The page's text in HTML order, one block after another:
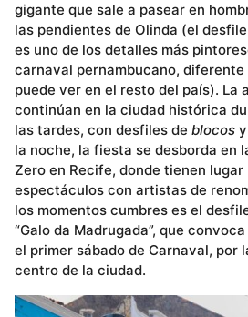
gigante que sale a pasear en
las pendientes de Olinda (el
es uno de los detalles más
carnaval pernambucano, diferente
puede ver en el resto del país). La
continúan en la ciudad histórica
las tardes, con desfiles de blocos
la noche, la fiesta se desborda en
Zero en Recife, donde tienen lugar
espectáculos con artistas de
los momentos cumbres es el
“Galo da Madrugada”, que
el primer sábado de Carnaval, por
centro de la ciudad.